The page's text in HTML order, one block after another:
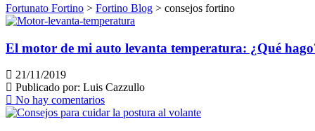
Fortunato Fortino > Fortino Blog > consejos fortino
El motor de mi auto levanta temperatura: ¿Qué
21/11/2019
Publicado por: Luis Cazzullo
No hay comentarios